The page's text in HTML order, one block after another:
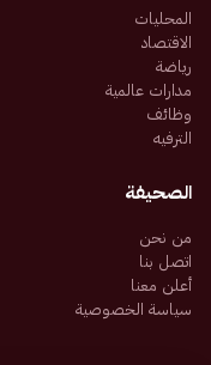
المحليات
الاقتصاد
رياضة
مدارات عالمية
وظائف
الترفيه
الصحيفة
من نحن
اتصل بنا
أعلن معنا
سياسة الخصوصية